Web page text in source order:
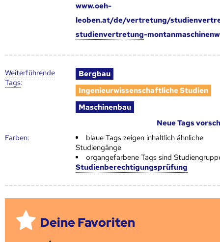
www.oeh-
leoben.at/de/vertretung/
studienvertretung-
Weiter­führende
Tags:
Bergbau
Ingenieurwissenschaftliche Studien
Maschinenbau
Neue Tags
Farben:
blaue Tags zeigen inhaltlich ähnliche
Studiengänge
organgefarbene Tags sind
Studienberechtigungsprüfung
Deine Favoriten